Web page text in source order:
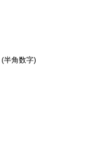
(半角数字)